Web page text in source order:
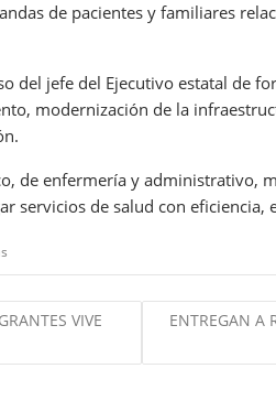
de pacientes y familiares
del jefe del Ejecutivo estatal de
modernización de la
de enfermería y administrativo,
servicios de salud con eficiencia,
VIVE
ENTREGAN A